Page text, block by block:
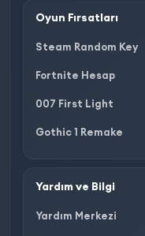
Oyun Fırsatları
Steam Random Key
Fortnite Hesap
007 First Light
Gothic 1 Remake
Yardım ve Bilgi
Yardım Merkezi